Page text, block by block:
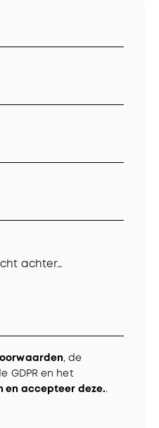
, de
GDPR en het
en accepteer deze..